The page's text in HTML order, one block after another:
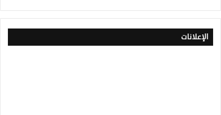
الإعلانات